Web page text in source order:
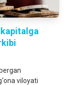
kapitalga
viloyati